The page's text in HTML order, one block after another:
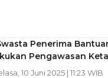
Penerima
Pengawasan
10 Juni 2025 | 11:23 WIB